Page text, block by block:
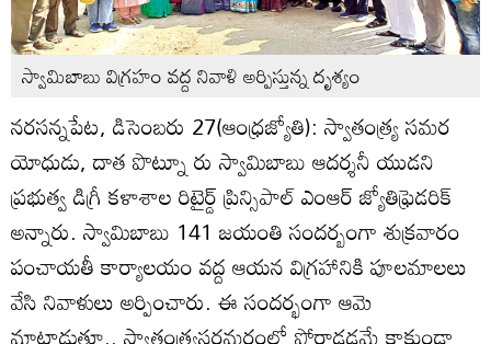
స్వామిబాబు విగ్రహం వద్ద నివాళి అర్పిస్తున్న దృశ్యం
నరసన్నపేట, డిసెంబరు 27(ఆంధ్రజ్యోతి): స్వాతంత్య్ర సమర
యోధుడు, దాత పొట్నూ రు స్వామిబాబు ఆదర్శనీ యుడని
ప్రభుత్వ డిగ్రీ కళాశాల రిటైర్డ్‌ ప్రిన్సిపాల్‌ ఎంఆర్‌ జ్యోతిఫ్రెడరిక్‌
అన్నారు. స్వామిబాబు 141 జయంతి సందర్బంగా శుక్రవారం
పంచాయతీ కార్యాలయం వద్ద ఆయన విగ్రహానికి పూలమాలలు
వేసి నివాళులు అర్పించారు. ఈ సందర్భంగా ఆమె